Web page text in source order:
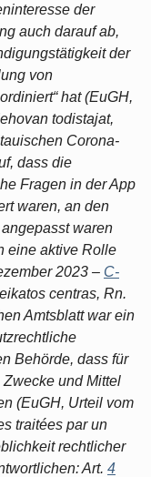
der
auch darauf ab,
der
von
hat (EuGH,
todistajat,
Corona-
dass die
Fragen in der App
waren, an den
waren
eine aktive Rolle
2023 – C-
centras, Rn.
Amtsblatt war ein
Behörde, dass für
und Mittel
(EuGH, Urteil vom
traitées par un
rechtlicher
Art. 4